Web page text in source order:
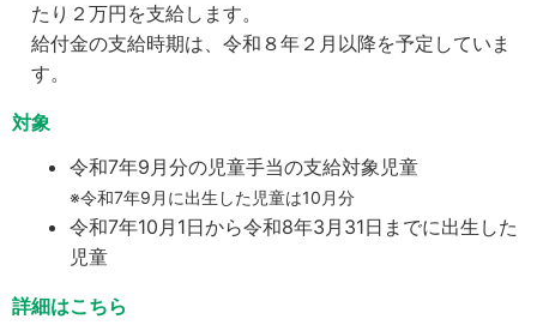
たり２万円を支給します。
給付金の支給時期は、令和８年２月以降を予定していま
す。
対象
令和7年9月分の児童手当の支給対象児童
※令和7年9月に出生した児童は10月分
令和7年10月1日から令和8年3月31日までに出生した
児童
詳細はこちら